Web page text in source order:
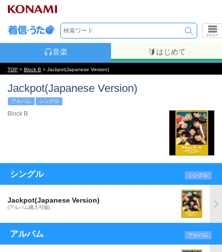
メニュー
音楽 はじめて
TOP > Block B > Jackpot(Japanese Version)
Jackpot(Japanese Version)
アルバム シングル
Block B
シングル シングル
Jackpot(Japanese Version)
(アルバム購入可能)
アルバム アルバム